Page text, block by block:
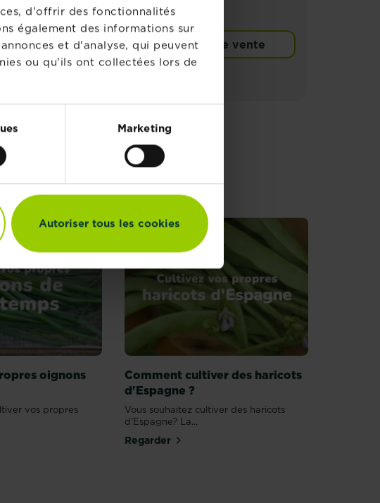
d'offrir des fonctionnalités
également des informations sur
et d'analyse, qui peuvent
ou qu'ils ont collectées lors de
Marketing
Autoriser tous les cookies
Et Herbes
de vente
Potager
Points de vente
oignons
vos propres
Comment cultiver des haricots
d'Espagne ?
Vous souhaitez cultiver des haricots
d'Espagne? La...
Regarder